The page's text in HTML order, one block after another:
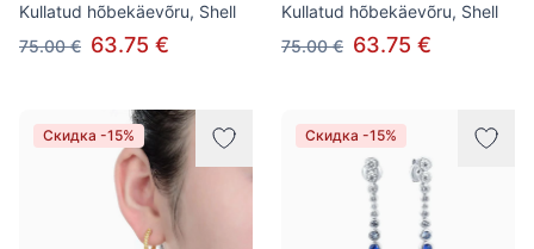
Kullatud hõbekäevõru, Shell
75.00 € 63.75 €
Kullatud hõbekäevõru, Shell
75.00 € 63.75 €
Скидка -15% Скидка -15%